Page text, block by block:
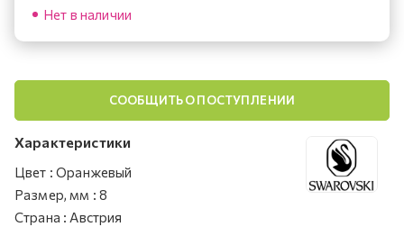
Нет в наличии
СООБЩИТЬ О ПОСТУПЛЕНИИ
Характеристики
Цвет : Оранжевый
Размер, мм : 8
Страна : Австрия